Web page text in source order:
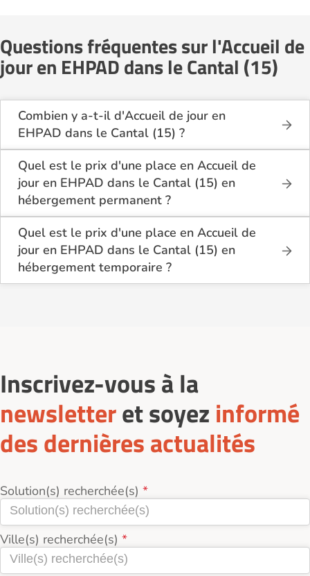
Questions fréquentes sur l'Accueil de
jour en EHPAD dans le Cantal (15)
Combien y a-t-il d'Accueil de jour en
EHPAD dans le Cantal (15) ?
Sur le site Logement-seniors.com, on recense
actuellement 8 Accueil de jour en EHPAD dans
le Cantal (15).
Quel est le prix d'une place en Accueil de
jour en EHPAD dans le Cantal (15) en
hébergement permanent ?
En hébergement permanent, le coût d'une chambre
simple en Accueil de jour en EHPAD dans le Cantal
(15) se situe entre 1 500€ et 2 823€ par mois.
Pour une chambre double, les prix varient de 1
440€ à 2 280€ par personne et par mois.
de 1 975€ par mois, et 1 780€ / pers. par mois pour
une chambre double.
Quel est le prix d'une place en Accueil de
jour en EHPAD dans le Cantal (15) en
hébergement temporaire ?
En hébergement temporaire, le tarif minimum en
Inscrivez-vous à la
newsletteret soyez informé
des dernières actualités
Solution(s) recherchée(s)
Ville(s) recherchée(s)